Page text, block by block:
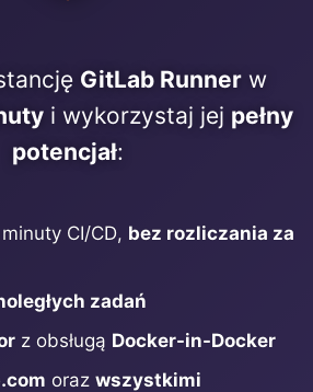
GitLab Runnerw
i wykorzystaj jej pełny
potencjał:
minuty CI/CD, bez rozliczania za
zadań
z obsługą Docker-in-Docker
oraz wszystkimi